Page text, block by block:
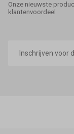
Onze nieuwste
klantenvoordeel
mailadres